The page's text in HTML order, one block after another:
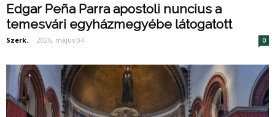
Edgar Peña Parra apostoli nuncius a
temesvári egyházmegyébe látogatott
Szerk. - 2026. május 04. 0